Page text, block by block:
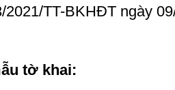
TT-BKHĐT ngày
tờ khai: